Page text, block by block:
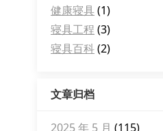
健康寝具(1)
寝具工程 (3)
寝具百科(2)
文章归档
2025 年 5 月 (115)